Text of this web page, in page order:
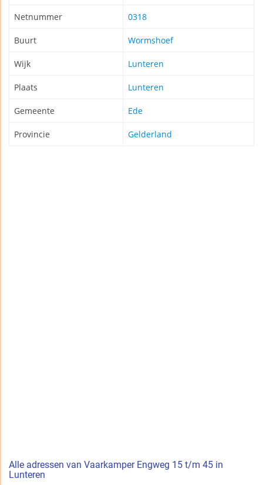
Netnummer 0318
Buurt Wormshoef
Wijk Lunteren
Plaats Lunteren
Gemeente Ede
Provincie Gelderland
Alle adressen van Vaarkamper Engweg 15 t/m 45 in
Lunteren